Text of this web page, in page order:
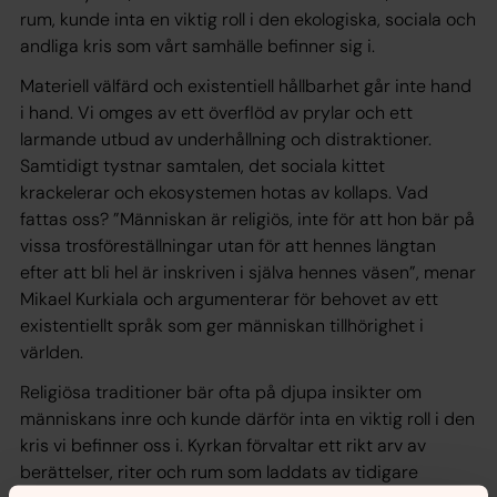
rum, kunde inta en viktig roll i den ekologiska, sociala och
andliga kris som vårt samhälle befinner sig i.
Materiell välfärd och existentiell hållbarhet går inte hand
i hand. Vi omges av ett överflöd av prylar och ett
larmande utbud av underhållning och distraktioner.
Samtidigt tystnar samtalen, det sociala kittet
krackelerar och ekosystemen hotas av kollaps. Vad
fattas oss? ”Människan är religiös, inte för att hon bär på
vissa trosföreställningar utan för att hennes längtan
efter att bli hel är inskriven i själva hennes väsen”, menar
Mikael Kurkiala och argumenterar för behovet av ett
existentiellt språk som ger människan tillhörighet i
världen.
Religiösa traditioner bär ofta på djupa insikter om
människans inre och kunde därför inta en viktig roll i den
kris vi befinner oss i. Kyrkan förvaltar ett rikt arv av
berättelser, riter och rum som laddats av tidigare